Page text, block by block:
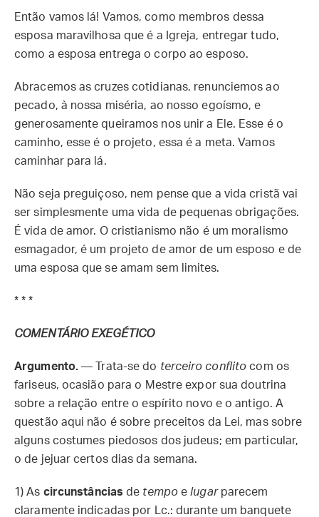
Então vamos lá! Vamos, como membros dessa
esposa maravilhosa que é a Igreja, entregar tudo,
como a esposa entrega o corpo ao esposo.
Abracemos as cruzes cotidianas, renunciemos ao
pecado, à nossa miséria, ao nosso egoísmo, e
generosamente queiramos nos unir a Ele. Esse é o
caminho, esse é o projeto, essa é a meta. Vamos
caminhar para lá.
Não seja preguiçoso, nem pense que a vida cristã vai
ser simplesmente uma vida de pequenas obrigações.
É vida de amor. O cristianismo não é um moralismo
esmagador, é um projeto de amor de um esposo e de
uma esposa que se amam sem limites.
* * *
COMENTÁRIO EXEGÉTICO
Argumento. — Trata-se do terceiro conflito com os
fariseus, ocasião para o Mestre expor sua doutrina
sobre a relação entre o espírito novo e o antigo. A
questão aqui não é sobre preceitos da Lei, mas sobre
alguns costumes piedosos dos judeus; em particular,
o de jejuar certos dias da semana.
1) As circunstâncias de tempoelugarparecem
claramente indicadas por Lc.: durante um banquete